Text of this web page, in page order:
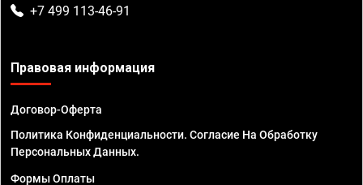
+7 499 113-46-91
Правовая информация
Договор-Оферта
Политика Конфиденциальности. Согласие На Обработку
Персональных Данных.
Формы Оплаты